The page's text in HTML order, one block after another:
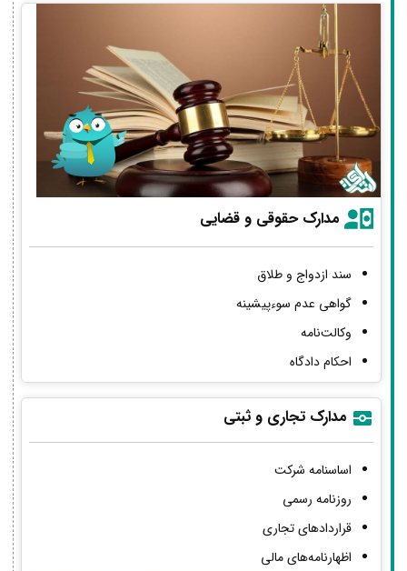
مدارک حقوقی و قضایی
سند ازدواج و طلاق
گواهی عدم سوءپیشینه
وکالت‌نامه
احکام دادگاه
مدارک تجاری و ثبتی
اساسنامه شرکت
روزنامه رسمی
قراردادهای تجاری
اظهارنامه‌های مالی